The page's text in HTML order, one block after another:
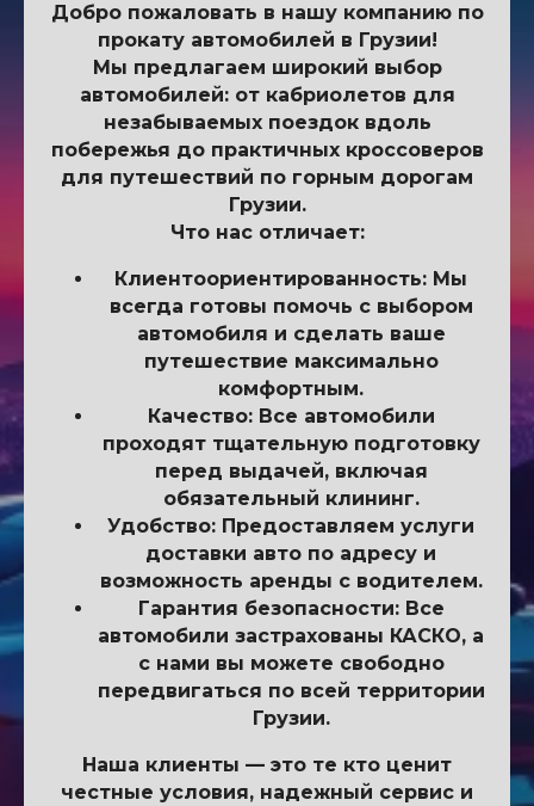
Добро пожаловать в нашу компанию по
прокату автомобилей в Грузии!
Мы предлагаем широкий выбор
автомобилей: от кабриолетов для
незабываемых поездок вдоль
побережья до практичных кроссоверов
для путешествий по горным дорогам
Грузии.
Что нас отличает:
Клиентоориентированность: Мы
всегда готовы помочь с выбором
автомобиля и сделать ваше
путешествие максимально
комфортным.
Качество: Все автомобили
проходят тщательную подготовку
перед выдачей, включая
обязательный клининг.
Удобство: Предоставляем услуги
доставки авто по адресу и
возможность аренды с водителем.
Гарантия безопасности: Все
автомобили застрахованы КАСКО, а
с нами вы можете свободно
передвигаться по всей территории
Грузии.
Наша клиенты — это те кто ценит
честные условия, надежный сервис и